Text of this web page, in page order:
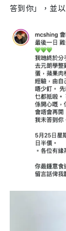
答到你」，並